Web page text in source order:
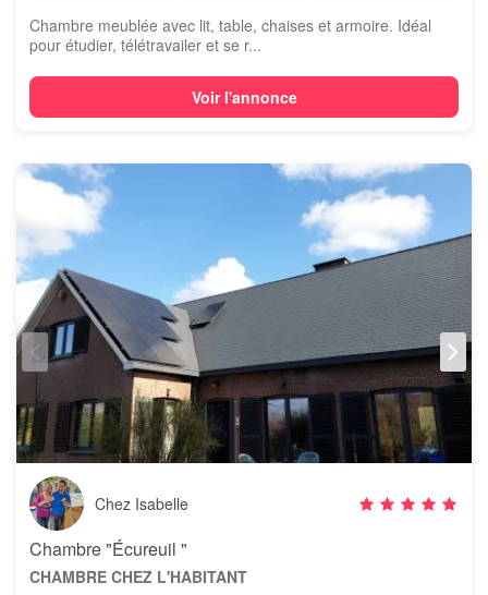
Chambre meublée avec lit, table, chaises et armoire. Idéal
pour étudier, télétravailer et se r...
Voir l'annonce
Chez Isabelle
Chambre "Écureuil "
CHAMBRE CHEZ L'HABITANT